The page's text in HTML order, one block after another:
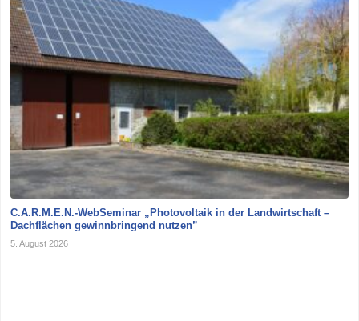
C.A.R.M.E.N.-WebSeminar „Photovoltaik in der Landwirtschaft –
Dachflächen gewinnbringend nutzen”
5. August 2026